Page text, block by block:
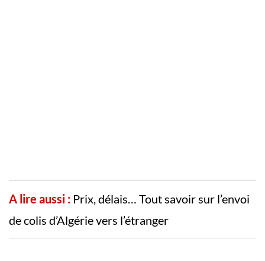
A lire aussi : Prix, délais… Tout savoir sur l’envoi
de colis d’Algérie vers l’étranger